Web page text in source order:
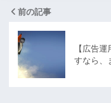
前の記事
【広告
すなら、